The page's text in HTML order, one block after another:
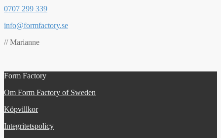
0707 299 339
info@formfactory.se
// Marianne
Form Factory
Om Form Factory of Sweden
Köpvillkor
Integritetspolicy